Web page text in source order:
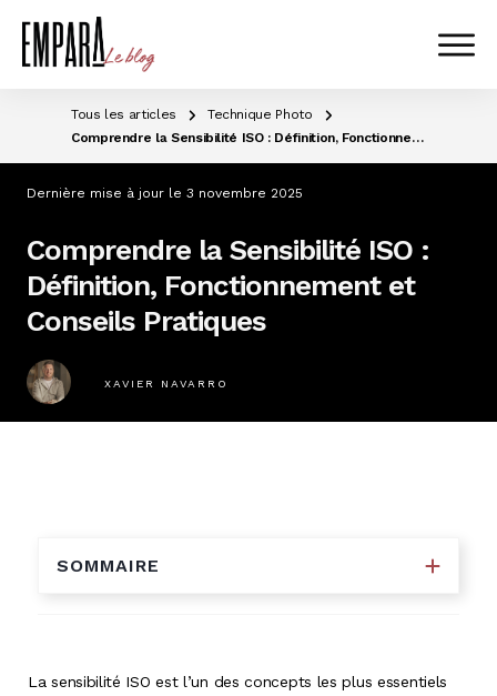
Tous les articles
Technique Photo
Comprendre la Sensibilité ISO : Définition, Fonctionnement et Conseils Pratiques
Dernière mise à jour le 3 novembre 2025
Comprendre la Sensibilité ISO :
Définition, Fonctionnement et
Conseils Pratiques
XAVIER NAVARRO
La sensibilité ISO est l’un des concepts les plus essentiels
SOMMAIRE